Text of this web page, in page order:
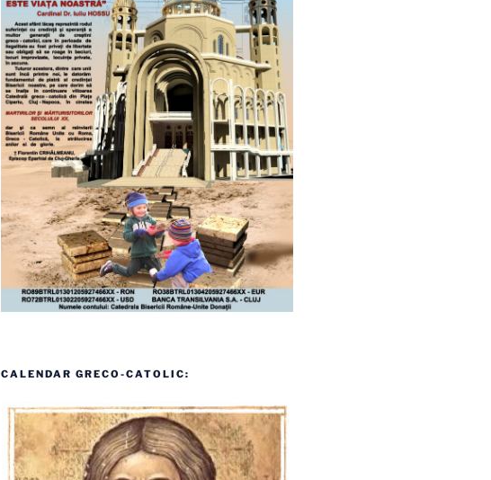
CALENDAR GRECO-CATOLIC: